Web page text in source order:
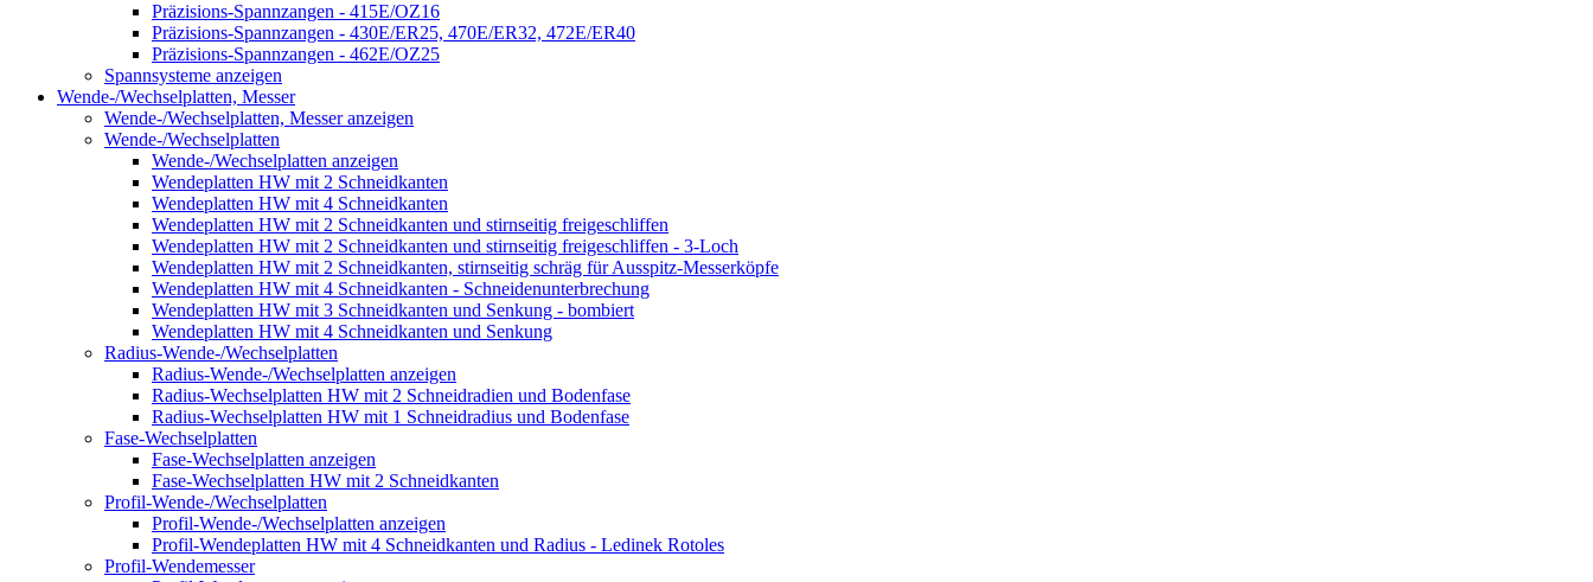
Präzisions-Spannzangen - 415E/OZ16
Präzisions-Spannzangen - 430E/ER25, 470E/ER32, 472E/ER40
Präzisions-Spannzangen - 462E/OZ25
Spannsysteme anzeigen
Wende-/Wechselplatten, Messer
Wende-/Wechselplatten, Messer anzeigen
Wende-/Wechselplatten
Wende-/Wechselplatten anzeigen
Wendeplatten HW mit 2 Schneidkanten
Wendeplatten HW mit 4 Schneidkanten
Wendeplatten HW mit 2 Schneidkanten und stirnseitig freigeschliffen
Wendeplatten HW mit 2 Schneidkanten und stirnseitig freigeschliffen - 3-Loch
Wendeplatten HW mit 2 Schneidkanten, stirnseitig schräg für Ausspitz-Messerköpfe
Wendeplatten HW mit 4 Schneidkanten - Schneidenunterbrechung
Wendeplatten HW mit 3 Schneidkanten und Senkung - bombiert
Wendeplatten HW mit 4 Schneidkanten und Senkung
Radius-Wende-/Wechselplatten
Radius-Wende-/Wechselplatten anzeigen
Radius-Wechselplatten HW mit 2 Schneidradien und Bodenfase
Radius-Wechselplatten HW mit 1 Schneidradius und Bodenfase
Fase-Wechselplatten
Fase-Wechselplatten anzeigen
Fase-Wechselplatten HW mit 2 Schneidkanten
Profil-Wende-/Wechselplatten
Profil-Wende-/Wechselplatten anzeigen
Profil-Wendeplatten HW mit 4 Schneidkanten und Radius - Ledinek Rotoles
Profil-Wendemesser